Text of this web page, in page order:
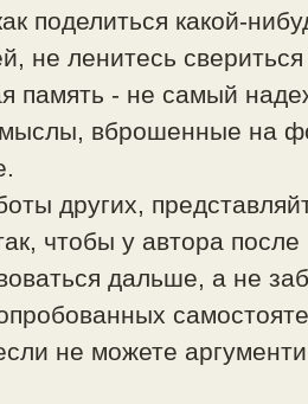
поделиться какой-
не ленитесь
память - не самый
вброшенные на
других,
чтобы у автора
дальше, а не
не можете